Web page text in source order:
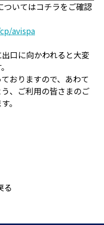
いてはコチラをご確認
avispa
口に向かわれると大変
おりますので、あわて
、ご利用の皆さまのご
。
る